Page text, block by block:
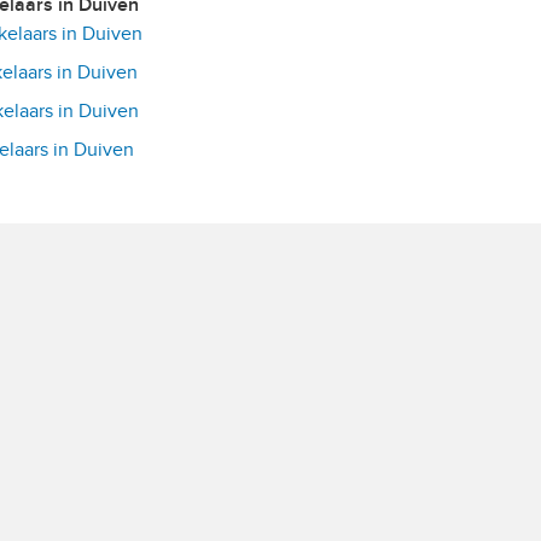
in Duiven
in Duiven
in Duiven
in Duiven
in Duiven